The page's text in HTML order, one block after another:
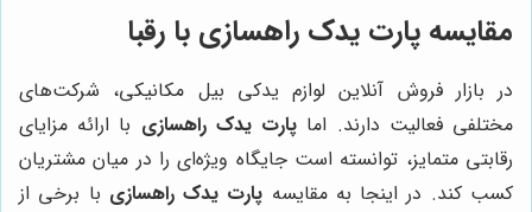
مقایسه پارت یدک راهسازی با رقبا
در بازار فروش آنلاین لوازم یدکی بیل مکانیکی، شرکت‌های
مختلفی فعالیت دارند. اما پارت یدک راهسازی با ارائه مزایای
رقابتی متمایز، توانسته است جایگاه ویژه‌ای را در میان مشتریان
کسب کند. در اینجا به مقایسه پارت یدک راهسازی با برخی از